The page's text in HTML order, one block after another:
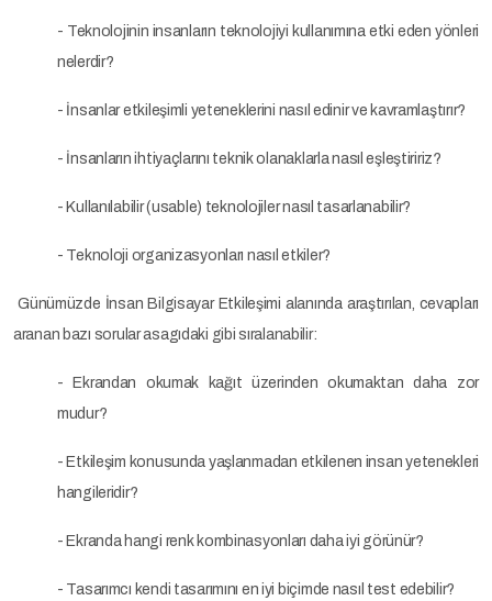
- Teknolojinin insanların teknolojiyi kullanımına etki eden yönleri
nelerdir?
- İnsanlar etkileşimli yeteneklerini nasıl edinir ve kavramlaştırır?
- İnsanların ihtiyaçlarını teknik olanaklarla nasıl eşleştiririz?
- Kullanılabilir (usable) teknolojiler nasıl tasarlanabilir?
- Teknoloji organizasyonları nasıl etkiler?
Günümüzde İnsan Bilgisayar Etkileşimi alanında araştırılan, cevapları
aranan bazı sorular asagıdaki gibi sıralanabilir:
- Ekrandan okumak kağıt üzerinden okumaktan daha zor
mudur?
- Etkileşim konusunda yaşlanmadan etkilenen insan yetenekleri
hangileridir?
- Ekranda hangi renk kombinasyonları daha iyi görünür?
- Tasarımcı kendi tasarımını en iyi biçimde nasıl test edebilir?